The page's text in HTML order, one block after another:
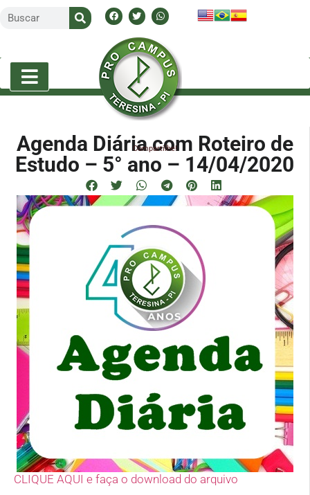
Agenda Diária com Roteiro de
Estudo – 5° ano – 14/04/2020
Compartilhe!
CLIQUE AQUI e faça o download do arquivo